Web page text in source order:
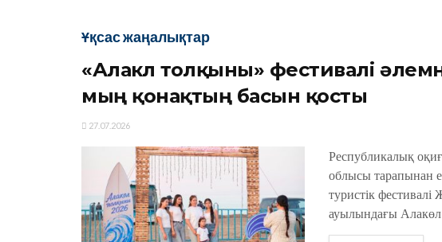
Ұқсас жаңалықтар
«Алакөл толқыны» фестивалі
мың қонақтың басын қосты
27.07.2026
Республикалық
облысы тарапынан
туристік
ауылындағы